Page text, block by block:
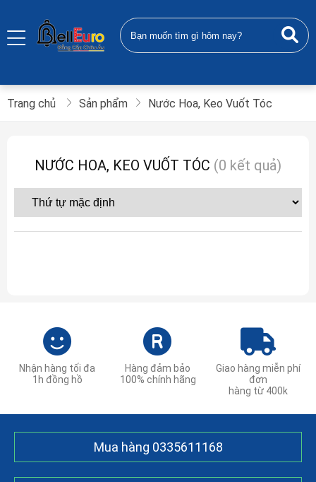
Trang chủ Sản phẩm Nước Hoa, Keo Vuốt Tóc
NƯỚC HOA, KEO VUỐT TÓC (0 kết quả)
Nhận hàng tối đa
1h đồng hồ
Hàng đảm bảo
100% chính hãng
Giao hàng miễn phí
đơn
hàng từ 400k
Mua hàng 0335611168